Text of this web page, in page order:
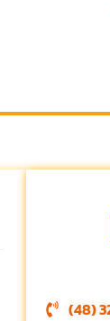
(48)